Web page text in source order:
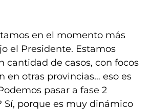
en el momento más
el Presidente. Estamos
cantidad de casos, con focos
en otras provincias… eso es
pasar a fase 2
Sí, porque es muy dinámico